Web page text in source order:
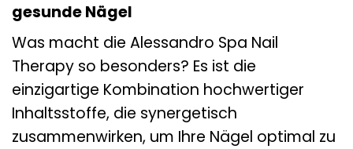
gesunde Nägel
Was macht die Alessandro Spa Nail
Therapy so besonders? Es ist die
einzigartige Kombination hochwertiger
Inhaltsstoffe, die synergetisch
zusammenwirken, um Ihre Nägel optimal zu